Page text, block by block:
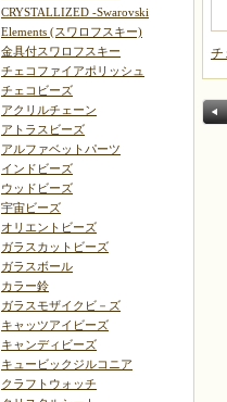
CRYSTALLIZED -Swarovski
Elements (スワロフスキー)
金具付スワロフスキー
チェコファイアポリッシュ
チェコビーズ
アクリルチェーン
アトラスビーズ
アルファベットパーツ
インドビーズ
ウッドビーズ
宇宙ビーズ
オリエントビーズ
ガラスカットビーズ
ガラスボール
カラー鈴
ガラスモザイクビ－ズ
キャッツアイビーズ
キャンディビーズ
キュービックジルコニア
クラフトウォッチ